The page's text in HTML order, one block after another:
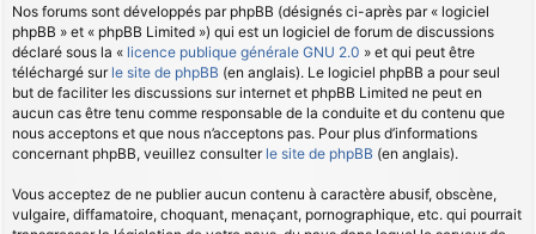
Nos forums sont développés par phpBB (désignés ci-après par « logiciel
phpBB » et « phpBB Limited ») qui est un logiciel de forum de discussions
déclaré sous la « licence publique générale GNU 2.0 » et qui peut être
téléchargé sur le site de phpBB (en anglais). Le logiciel phpBB a pour seul
but de faciliter les discussions sur internet et phpBB Limited ne peut en
aucun cas être tenu comme responsable de la conduite et du contenu que
nous acceptons et que nous n’acceptons pas. Pour plus d’informations
concernant phpBB, veuillez consulter le site de phpBB (en anglais).
Vous acceptez de ne publier aucun contenu à caractère abusif, obscène,
vulgaire, diffamatoire, choquant, menaçant, pornographique, etc. qui pourrait